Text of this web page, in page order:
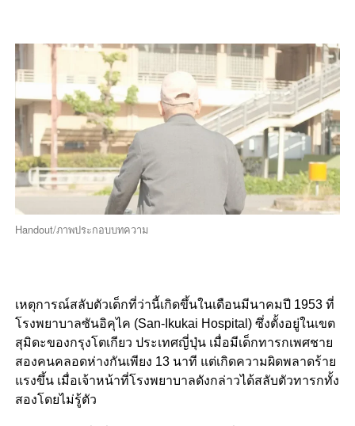
Handout/ภาพประกอบบทความ
เหตุการณ์สลับตัวเด็กที่ว่านี้เกิดขึ้นในเดือนมีนาคมปี 1953 ที่
โรงพยาบาลซันอิคุไค (San-Ikukai Hospital) ซึ่งตั้งอยู่ในเขต
สุมิดะของกรุงโตเกียว ประเทศญี่ปุ่น เมื่อมีเด็กทารกเพศชาย
สองคนคลอดห่างกันเพียง 13 นาที แต่เกิดความผิดพลาดร้าย
แรงขึ้น เมื่อเจ้าหน้าที่โรงพยาบาลดังกล่าวได้สลับตัวทารกทั้ง
สองโดยไม่รู้ตัว